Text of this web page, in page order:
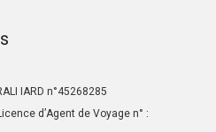
IARD n°45268285
d’Agent de Voyage n° :